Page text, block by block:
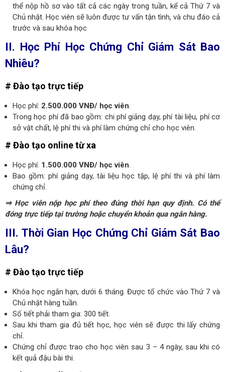
thể nộp hồ sơ vào tất cả các ngày trong tuần, kể cả Thứ 7 và
Chủ nhật. Học viên sẽ luôn được tư vấn tận tình, và chu đáo cả
trước và sau khóa học
II. Học Phí Học Chứng Chỉ Giám Sát Bao
Nhiêu?
# Đào tạo trực tiếp
Học phí: 2.500.000 VNĐ/ học viên
Trong học phí đã bao gồm: chi phí giảng dạy, phí tài liệu, phí cơ
sở vật chất, lệ phí thi và phí làm chứng chỉ cho học viên.
# Đào tạo online từ xa
Học phí: 1.500.000 VNĐ/ học viên
Bao gồm: phí giảng dạy, tài liệu học tập, lệ phí thi và phí làm
chứng chỉ.
⇒ Học viên nộp học phí theo đúng thời hạn quy định. Có thể
đóng trực tiếp tại trường hoặc chuyển khoản qua ngân hàng.
III. Thời Gian Học Chứng Chỉ Giám Sát Bao
Lâu?
# Đào tạo trực tiếp
Khóa học ngắn hạn, dưới 6 tháng. Được tổ chức vào Thứ 7 và
Chủ nhật hàng tuần.
Số tiết phải tham gia: 300 tiết.
Sau khi tham gia đủ tiết học, học viên sẽ được thi lấy chứng
chỉ.
Chứng chỉ được trao cho học viên sau 3 – 4 ngày, sau khi có
kết quả đậu bài thi.